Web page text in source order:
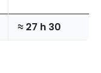
≈ 27 h 30